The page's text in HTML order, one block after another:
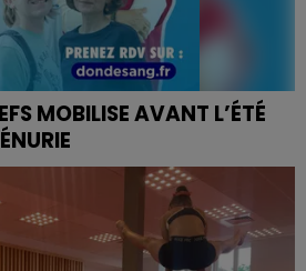
MOBILISE AVANT L’ÉTÉ
mondiale des donneurs de
l’Établissement français du
à la mobilisation. Face...